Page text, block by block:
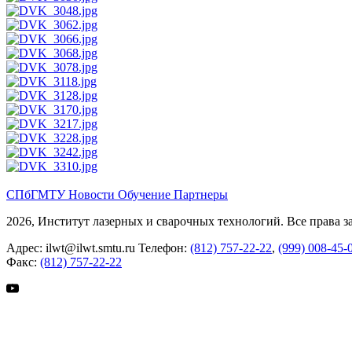
СПбГМТУНовости Обучение Партнеры
2026, Институт лазерных и сварочных технологий. Все права
Адрес: ilwt@ilwt.smtu.ru Телефон: (812) 757-22-22, (999) 008-45-
Факс: (812) 757-22-22